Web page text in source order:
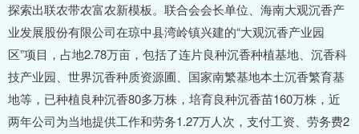
探索出联农带农富农新模板。联合会会长单位、海南大观沉香产
业发展股份有限公司在琼中县湾岭镇兴建的“大观沉香产业园
区”项目，占地2.78万亩，包括了连片良种沉香种植基地、沉香科
技产业园、世界沉香种质资源圃、国家南繁基地本土沉香繁育基
地等，已种植良种沉香80多万株，培育良种沉香苗160万株，近
两年公司为当地提供工作和劳务1.27万人次，支付工资、劳务费2